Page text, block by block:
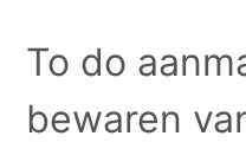
Admin-DMS Addon new
Admin-DMS office
To do
bewaren